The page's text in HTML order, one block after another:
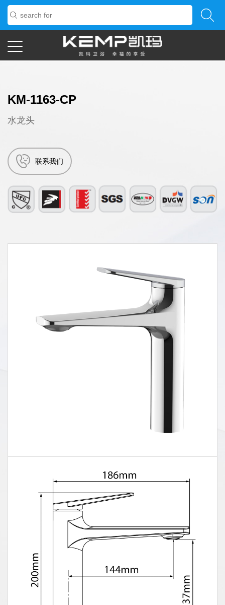
KM-1163-CP
水龙头
联系我们